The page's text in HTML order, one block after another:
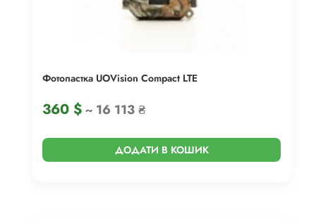
Фотопастка UOVision Compact LTE
360 $~ 16 113 ₴
ДОДАТИ В КОШИК